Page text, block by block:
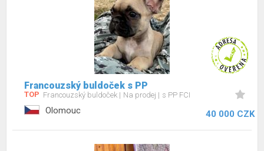
Francouzský buldoček s PP
TOP Francouzský buldoček Na prodej s PP FCI
Olomouc 40 000 CZK